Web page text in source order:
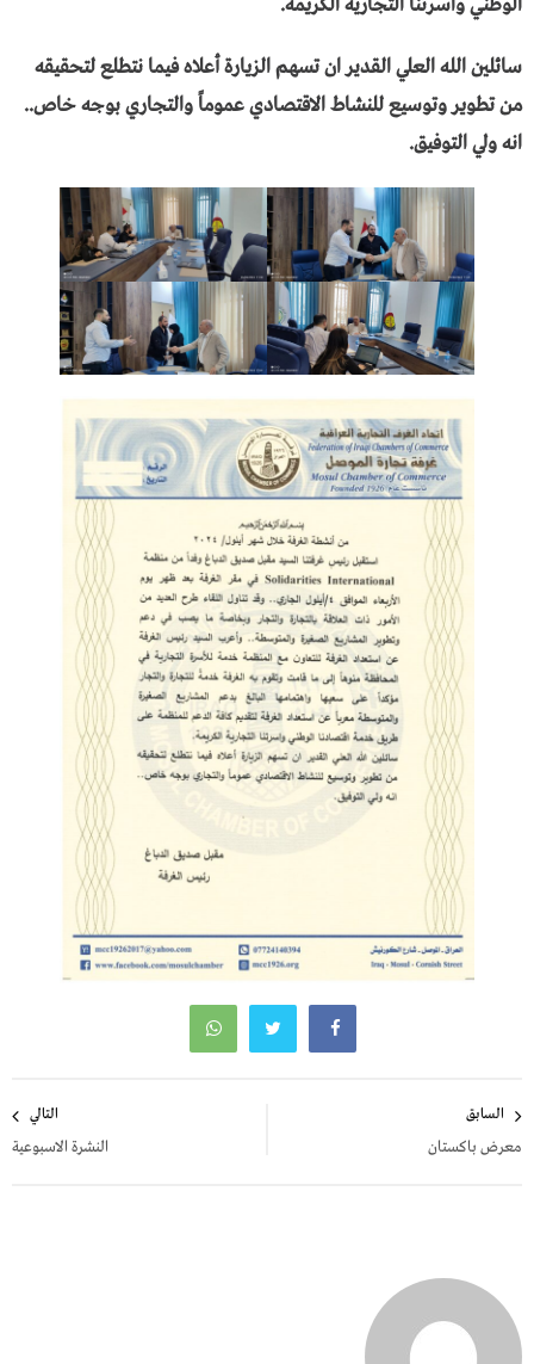
الوطني واسرتنا التجارية الكريمة.
سائلين الله العلي القدير ان تسهم الزيارة أعلاه فيما نتطلع لتحقيقه
من تطوير وتوسيع للنشاط الاقتصادي عموماً والتجاري بوجه خاص..
انه ولي التوفيق.
المقالات
السابق
معرض باكستان
التالي
النشرة الاسبوعية